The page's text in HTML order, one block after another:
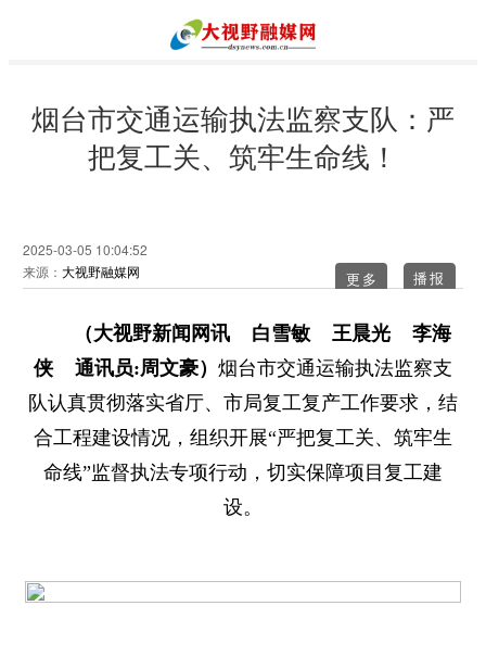
烟台市交通运输执法监察支队：严
把复工关、筑牢生命线！
2025-03-05 10:04:52
来源： 大视野融媒网 更多
（大视野新闻网讯 白雪敏 王晨光 李海
侠 通讯员:周文豪） 烟台市交通运输执法监察支
队认真贯彻落实省厅、市局复工复产工作要求，结
合工程建设情况，组织开展“严把复工关、筑牢生
命线”监督执法专项行动，切实保障项目复工建
设。